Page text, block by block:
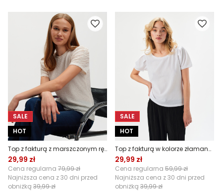
SALE
HOT
Top z fakturą z marszczonym rękawem
29,99 zł
Cena regularna 79,99 zł
Najniższa cena z 30 dni przed
obniżką 39,99 zł
SALE
HOT
Top z fakturą w kolorze złamanej bieli
29,99 zł
Cena regularna 59,99 zł
Najniższa cena z 30 dni przed
obniżką 39,99 zł